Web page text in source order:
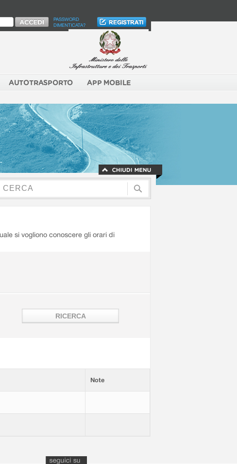
PASSWORD
DIMENTICATA?
AUTOTRASPORTO APP MOBILE
si vogliono conoscere gli orari di
Note